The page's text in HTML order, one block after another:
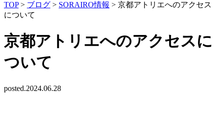
TOP> ブログ > SORAIRO情報 > 京都アトリエへのアクセス
について
京都アトリエへのアクセスに
ついて
posted.2024.06.28